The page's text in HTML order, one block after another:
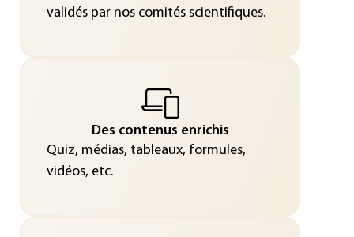
validés par nos comités scientifiques.
Des contenus enrichis
Quiz, médias, tableaux, formules,
vidéos, etc.